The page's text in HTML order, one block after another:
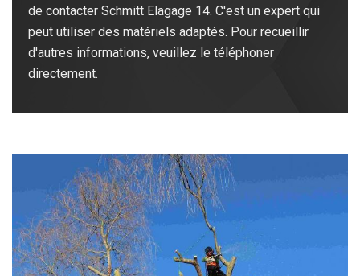
de contacter Schmitt Elagage 14. C'est un expert qui
peut utiliser des matériels adaptés. Pour recueillir
d'autres informations, veuillez le téléphoner
directement.